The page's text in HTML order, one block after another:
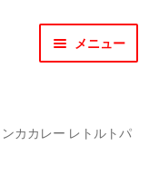
メニュー
カカレー レトルトパ